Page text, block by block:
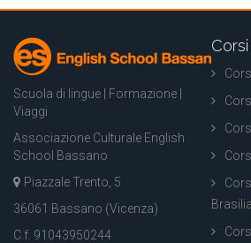
Scuola di lingue | Formazione |
Viaggi
Associazione Culturale English
School Bassano
Piazzale Trento, 5
36061 Bassano (Vicenza)
C.f. 91043950244